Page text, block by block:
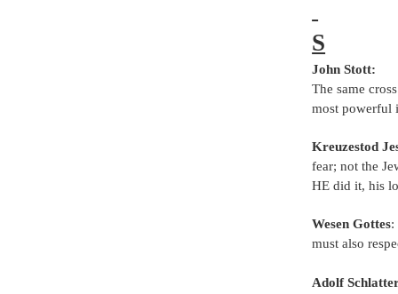
S
John Stott:
The same
most powerful
Kreuzestod
fear; not the
HE did it, his
Wesen Gottes:
must also
Adolf